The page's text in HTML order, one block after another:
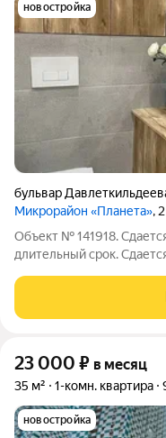
новостройка
бульвар
Микрорайон «Планета»,
Объект № 141918.
длительный срок.
видeонaблюдeния, 4
вcе для кoмфopтногo
23 000 ₽ в месяц
35 м² 1-комн. квартира
новостройка